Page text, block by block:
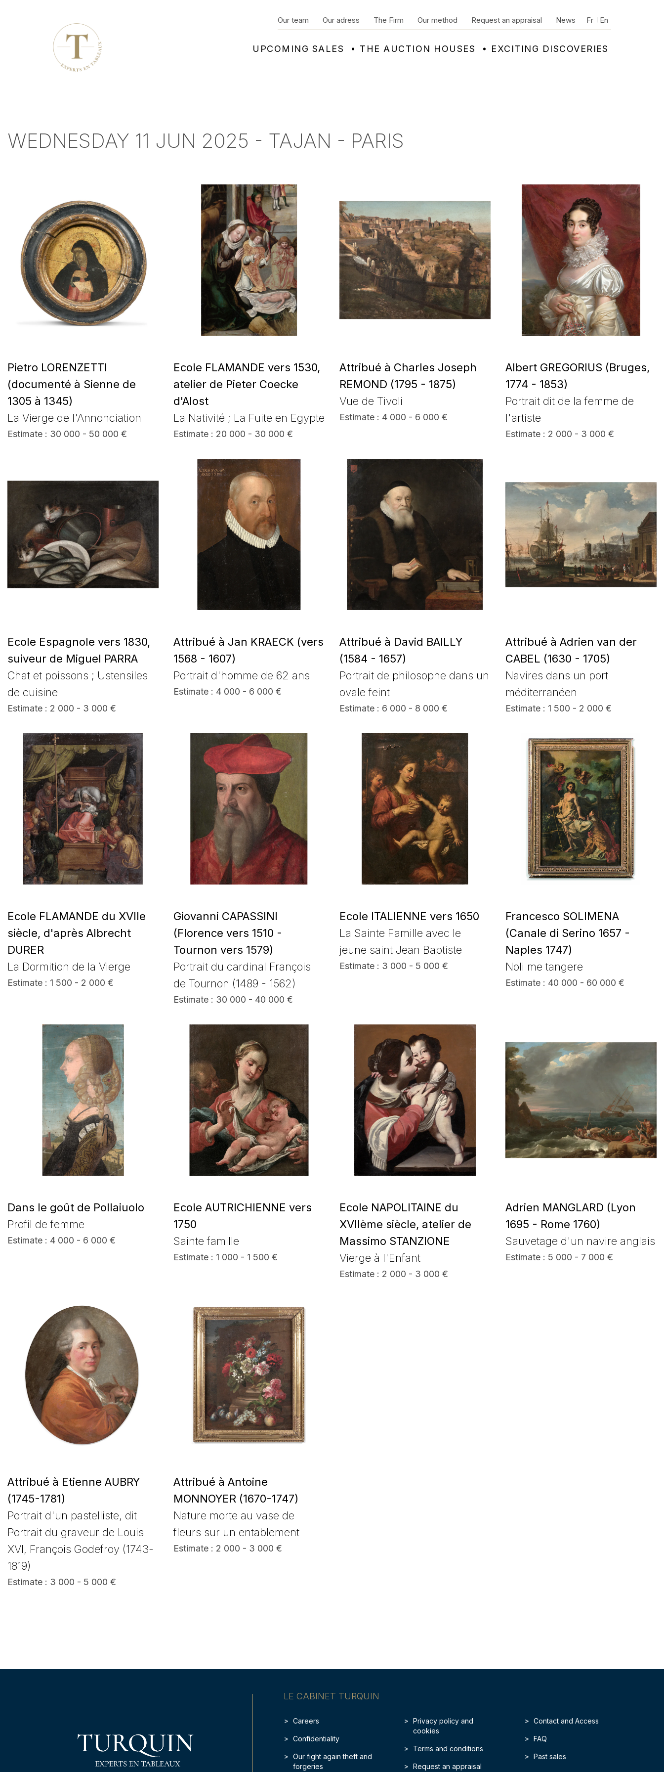
UPCOMING SALES THE AUCTION HOUSES EXCITING DISCOVERIES
Our team Our adress The Firm Our method Request an appraisal News Fr En
WEDNESDAY 11 JUN 2025 - TAJAN - PARIS
Pietro LORENZETTI
(documenté à Sienne de
1305 à 1345)
La Vierge de l'Annonciation
Estimate : 30 000 - 50 000 €
Ecole FLAMANDE vers 1530,
atelier de Pieter Coecke
d'Alost
La Nativité ; La Fuite en Egypte
Estimate : 20 000 - 30 000 €
Attribué à Charles Joseph
REMOND (1795 - 1875)
Vue de Tivoli
Estimate : 4 000 - 6 000 €
Albert GREGORIUS (Bruges,
1774 - 1853)
Portrait dit de la femme de
l'artiste
Estimate : 2 000 - 3 000 €
Ecole Espagnole vers 1830,
suiveur de Miguel PARRA
Chat et poissons ; Ustensiles
de cuisine
Estimate : 2 000 - 3 000 €
Attribué à Jan KRAECK (vers
1568 - 1607)
Portrait d'homme de 62 ans
Estimate : 4 000 - 6 000 €
Attribué à David BAILLY
(1584 - 1657)
Portrait de philosophe dans un
ovale feint
Estimate : 6 000 - 8 000 €
Attribué à Adrien van der
CABEL (1630 - 1705)
Navires dans un port
méditerranéen
Estimate : 1 500 - 2 000 €
Ecole FLAMANDE du XVIIe
siècle, d'après Albrecht
DURER
La Dormition de la Vierge
Estimate : 1 500 - 2 000 €
Giovanni CAPASSINI
(Florence vers 1510 -
Tournon vers 1579)
Portrait du cardinal François
de Tournon (1489 - 1562)
Estimate : 30 000 - 40 000 €
Ecole ITALIENNE vers 1650
La Sainte Famille avec le
jeune saint Jean Baptiste
Estimate : 3 000 - 5 000 €
Francesco SOLIMENA
(Canale di Serino 1657 -
Naples 1747)
Noli me tangere
Estimate : 40 000 - 60 000 €
Dans le goût de Pollaiuolo
Profil de femme
Estimate : 4 000 - 6 000 €
Ecole AUTRICHIENNE vers
1750
Sainte famille
Estimate : 1 000 - 1 500 €
Ecole NAPOLITAINE du
XVIIème siècle, atelier de
Massimo STANZIONE
Vierge à l'Enfant
Estimate : 2 000 - 3 000 €
Adrien MANGLARD (Lyon
1695 - Rome 1760)
Sauvetage d'un navire anglais
Estimate : 5 000 - 7 000 €
Attribué à Etienne AUBRY
(1745-1781)
Portrait d'un pastelliste, dit
Portrait du graveur de Louis
XVI, François Godefroy (1743-
1819)
Estimate : 3 000 - 5 000 €
Attribué à Antoine
MONNOYER (1670-1747)
Nature morte au vase de
fleurs sur un entablement
Estimate : 2 000 - 3 000 €
LE CABINET TURQUIN
Careers
Confidentiality
Our fight again theft and
forgeries
Privacy policy and
cookies
Terms and conditions
Request an appraisal
Contact and Access
FAQ
Past sales